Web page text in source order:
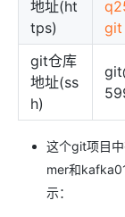
地址(ht
tps)
git
git仓库
地址(ss
h)
这个git项目
mer和
示：